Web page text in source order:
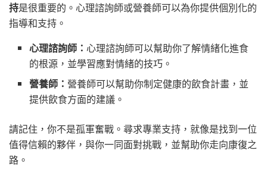
持是很重要的。心理諮詢師或營養師可以為你提供個別化的
指導和支持。
心理諮詢師： 心理諮詢師可以幫助你了解情緒化進食
的根源，並學習應對情緒的技巧。
營養師： 營養師可以幫助你制定健康的飲食計畫，並
提供飲食方面的建議。
請記住，你不是孤軍奮戰。尋求專業支持，就像是找到一位
值得信賴的夥伴，與你一同面對挑戰，並幫助你走向康復之
路。